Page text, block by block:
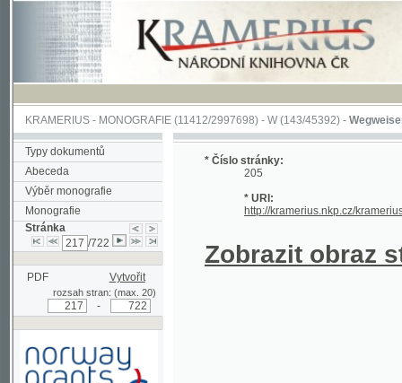
KRAMERIUS-MONOGRAFIE(11412/2997698) -W (143/45392)-Wegweiser durch
Typy dokumentů
Abeceda
Výběr monografie
Monografie
Stránka
/722
PDF Vytvořit
rozsah stran: (max. 20)
* Číslo stránky:
205
* URI:
http://kramerius.nkp.cz/kramerius/